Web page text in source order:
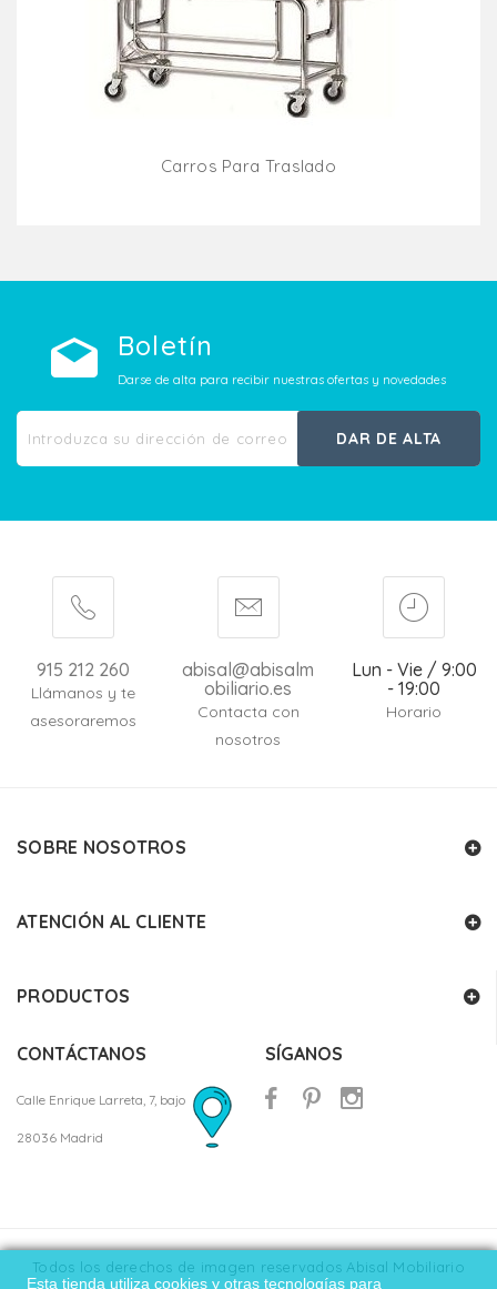
Esta tienda utiliza cookies y otras tecnologías para
Carros Para Traslado
Boletín
Darse de alta para recibir nuestras ofertas y novedades
DAR DE ALTA
915 212 260
Llámanos y te
asesoraremos
abisal@abisalm
obiliario.es
Contacta con
nosotros
Lun - Vie / 9:00
- 19:00
Horario
SOBRE NOSOTROS
ATENCIÓN AL CLIENTE
PRODUCTOS
CONTÁCTANOS
Calle Enrique Larreta, 7, bajo
28036 Madrid
SÍGANOS
Todos los derechos de imagen reservados Abisal Mobiliario